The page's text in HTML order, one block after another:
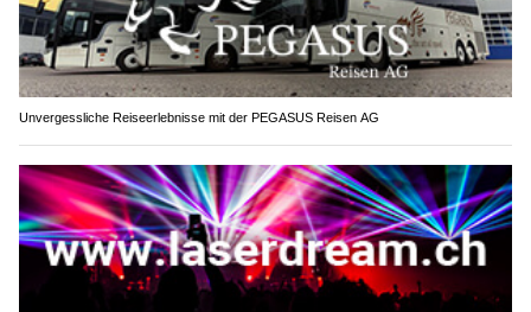
Unvergessliche Reiseerlebnisse mit der PEGASUS Reisen AG